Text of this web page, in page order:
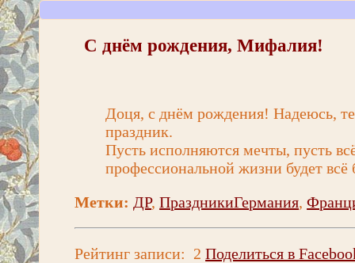
С днём рождения, Мифалия!
Доця, с днём рождения! Надеюсь,
праздник.
Пусть исполняются мечты, пусть
профессиональной жизни будет
Метки: ДР,ПраздникиГермания,
Рейтинг записи: 2 Поделиться в